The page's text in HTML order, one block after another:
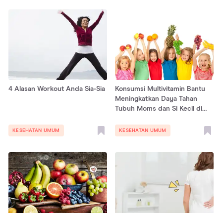
4 Alasan Workout Anda Sia-Sia
KESEHATAN UMUM
Konsumsi Multivitamin Bantu
Meningkatkan Daya Tahan
Tubuh Moms dan Si Kecil di
KESEHATAN UMUM